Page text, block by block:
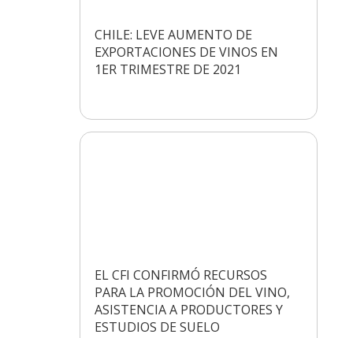
CHILE: LEVE AUMENTO DE
EXPORTACIONES DE VINOS EN
1ER TRIMESTRE DE 2021
EL CFI CONFIRMÓ RECURSOS
PARA LA PROMOCIÓN DEL VINO,
ASISTENCIA A PRODUCTORES Y
ESTUDIOS DE SUELO